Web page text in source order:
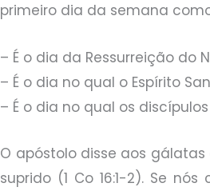
primeiro dia da semana
– É o dia da Ressurreição do
– É o dia no qual o Espírito
– É o dia no qual os
O apóstolo disse aos
suprido (1 Co 16:1-2). Se